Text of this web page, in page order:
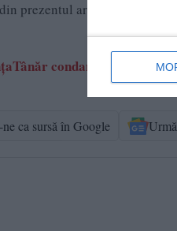
prezentul articol sunt de
condamnat la
ca sursă în Google